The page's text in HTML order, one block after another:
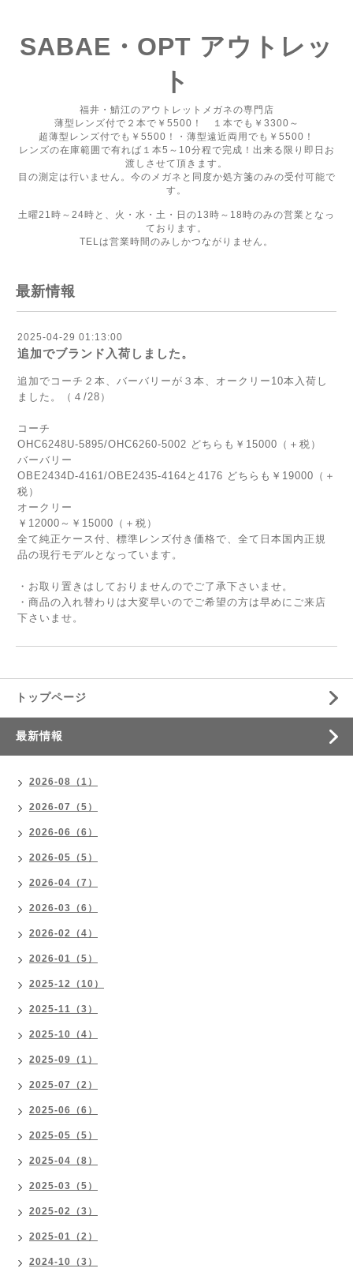
SABAE・OPT アウトレッ
ト
福井・鯖江のアウトレットメガネの専門店
薄型レンズ付で２本で￥5500！ １本でも￥3300～
超薄型レンズ付でも￥5500！・薄型遠近両用でも￥5500！
レンズの在庫範囲で有れば１本5～10分程で完成！出来る限り即日お
渡しさせて頂きます。
目の測定は行いません。今のメガネと同度か処方箋のみの受付可能で
す。
土曜21時～24時と、火・水・土・日の13時～18時のみの営業となっ
ております。
TELは営業時間のみしかつながりません。
最新情報
2025-04-29 01:13:00
追加でブランド入荷しました。
追加でコーチ２本、バーバリーが３本、オークリー10本入荷し
ました。（４/28）
コーチ
OHC6248U-5895/OHC6260-5002 どちらも￥15000（＋税）
バーバリー
OBE2434D-4161/OBE2435-4164と4176 どちらも￥19000（＋
税）
オークリー
￥12000～￥15000（＋税）
全て純正ケース付、標準レンズ付き価格で、全て日本国内正規
品の現行モデルとなっています。
・お取り置きはしておりませんのでご了承下さいませ。
・商品の入れ替わりは大変早いのでご希望の方は早めにご来店
下さいませ。
トップページ
最新情報
2026-08（1）
2026-07（5）
2026-06（6）
2026-05（5）
2026-04（7）
2026-03（6）
2026-02（4）
2026-01（5）
2025-12（10）
2025-11（3）
2025-10（4）
2025-09（1）
2025-07（2）
2025-06（6）
2025-05（5）
2025-04（8）
2025-03（5）
2025-02（3）
2025-01（2）
2024-10（3）